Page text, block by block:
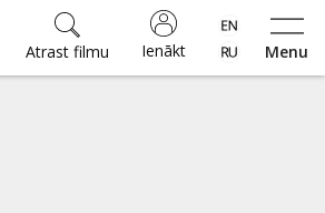
Menu
Ienākt
Atrast filmu